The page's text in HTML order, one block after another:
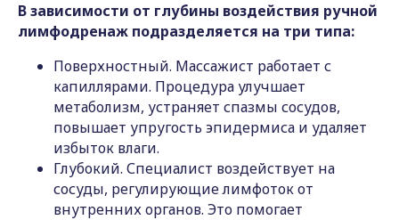
В зависимости от глубины воздействия ручной
лимфодренаж подразделяется на три типа:
Поверхностный. Массажист работает с
капиллярами. Процедура улучшает
метаболизм, устраняет спазмы сосудов,
повышает упругость эпидермиса и удаляет
избыток влаги.
Глубокий. Специалист воздействует на
сосуды, регулирующие лимфоток от
внутренних органов. Это помогает